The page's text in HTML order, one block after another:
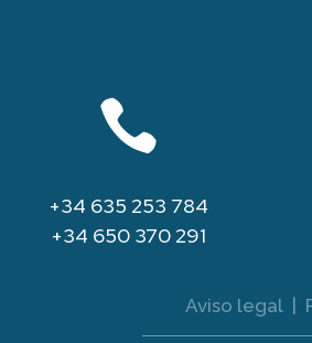

+34 635 253 784
+34 650 370 291
Aviso legal|